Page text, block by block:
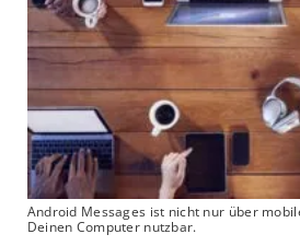
Android Messages ist nicht nur über
Deinen Computer nutzbar.